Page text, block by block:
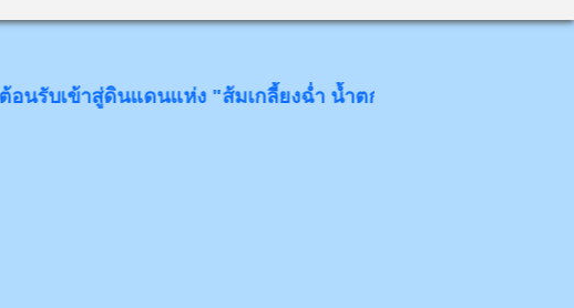
าสู่ดินแดนแห่ง "ส้มเกลี้ยงฉ่ำ น้ำตกงาม โป่งข่ามขลัง วังหินอ่อน"